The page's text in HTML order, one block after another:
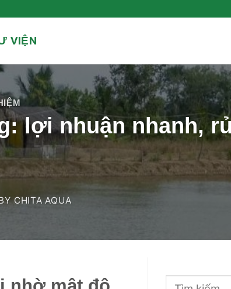
VIỆN
lợi nhuận nhanh,
CHITA AQUA